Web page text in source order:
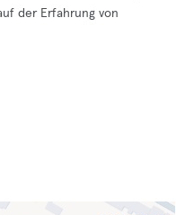
der Erfahrung von